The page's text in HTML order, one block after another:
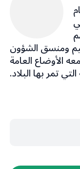
ومنسق الشؤون
الأوضاع العامة
تمر بها البلاد.